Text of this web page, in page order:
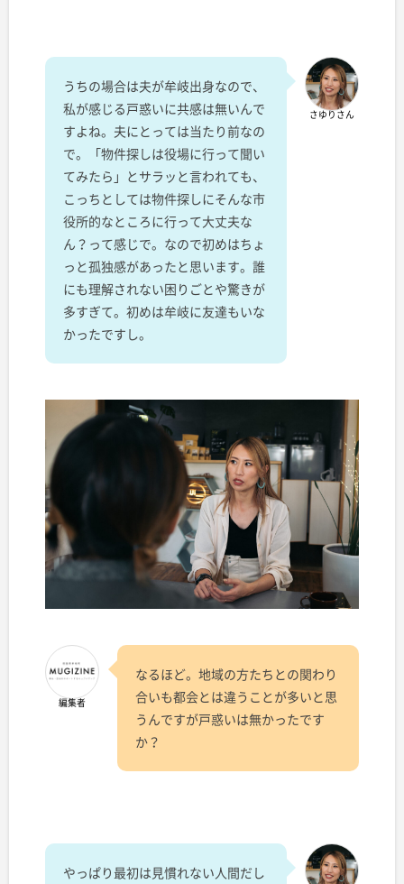
さゆりさん
うちの場合は夫が牟岐出身なので、
私が感じる戸惑いに共感は無いんで
すよね。夫にとっては当たり前なの
で。「物件探しは役場に行って聞い
てみたら」とサラッと言われても、
こっちとしては物件探しにそんな市
役所的なところに行って大丈夫な
ん？って感じで。なので初めはちょ
っと孤独感があったと思います。誰
にも理解されない困りごとや驚きが
多すぎて。初めは牟岐に友達もいな
かったですし。
編集者
なるほど。地域の方たちとの関わり
合いも都会とは違うことが多いと思
うんですが戸惑いは無かったです
か？
やっぱり最初は見慣れない人間だし